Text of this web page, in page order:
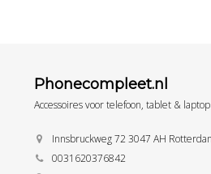
Phonecompleet.nl
Accessoires voor telefoon, tablet & laptop
Innsbruckweg 72 3047 AH
0031620376842